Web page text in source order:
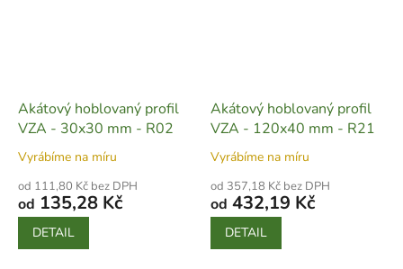
Akátový hoblovaný profil
VZA - 30x30 mm - R02
Vyrábíme na míru
od 111,80 Kč bez DPH
od 135,28 Kč
DETAIL
Akátový hoblovaný profil
VZA - 120x40 mm - R21
Vyrábíme na míru
od 357,18 Kč bez DPH
od 432,19 Kč
DETAIL